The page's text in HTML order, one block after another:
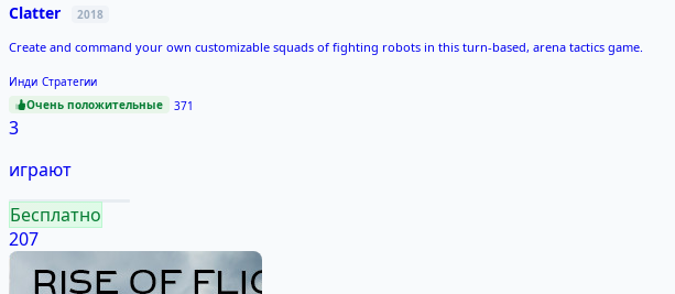
Clatter 2018
Create and command your own customizable squads of fighting robots in this turn-based, arena tactics game.
Инди Стратегии
Очень положительные
371
3
играют
Бесплатно
207